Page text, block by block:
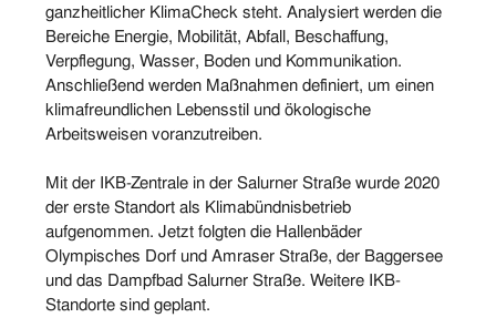
ganzheitlicher KlimaCheck steht. Analysiert werden die
Bereiche Energie, Mobilität, Abfall, Beschaffung,
Verpflegung, Wasser, Boden und Kommunikation.
Anschließend werden Maßnahmen definiert, um einen
klimafreundlichen Lebensstil und ökologische
Arbeitsweisen voranzutreiben.
Mit der IKB-Zentrale in der Salurner Straße wurde 2020
der erste Standort als Klimabündnisbetrieb
aufgenommen. Jetzt folgten die Hallenbäder
Olympisches Dorf und Amraser Straße, der Baggersee
und das Dampfbad Salurner Straße. Weitere IKB-
Standorte sind geplant.